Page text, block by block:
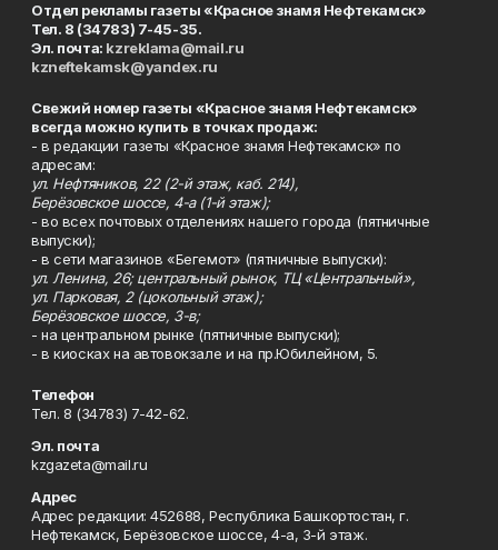
Отдел рекламы газеты «Красное знамя Нефтекамск»
Тел. 8 (34783) 7-45-35.
Эл. почта: kzreklama@mail.ru
kzneftekamsk@yandex.ru
Свежий номер газеты «Красное знамя Нефтекамск»
всегда можно купить в точках продаж:
- в редакции газеты «Красное знамя Нефтекамск» по
адресам:
ул. Нефтяников, 22 (2-й этаж, каб. 214),
Берёзовское шоссе, 4-а (1-й этаж);
- во всех почтовых отделениях нашего города (пятничные
выпуски);
- в сети магазинов «Бегемот» (пятничные выпуски):
ул. Ленина, 26; центральный рынок, ТЦ «Центральный»,
ул. Парковая, 2 (цокольный этаж);
Берёзовское шоссе, 3-в;
- на центральном рынке (пятничные выпуски);
- в киосках на автовокзале и на пр.Юбилейном, 5.
Телефон
Тел. 8 (34783) 7-42-62.
Эл. почта
kzgazeta@mail.ru
Адрес
Адрес редакции: 452688, Республика Башкортостан, г.
Нефтекамск, Берёзовское шоссе, 4-а, 3-й этаж.